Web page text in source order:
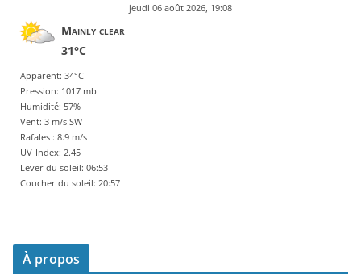
jeudi 06 août 2026, 19:08
Mainly clear
31°C
Apparent: 34°C
Pression: 1017 mb
Humidité: 57%
Vent: 3 m/s SW
Rafales : 8.9 m/s
UV-Index: 2.45
Lever du soleil: 06:53
Coucher du soleil: 20:57
À propos